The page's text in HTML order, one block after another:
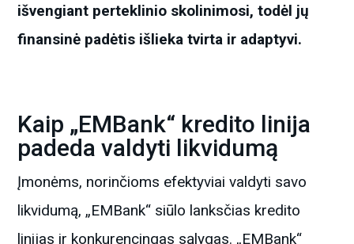
išvengiant perteklinio skolinimosi, todėl jų
finansinė padėtis išlieka tvirta ir adaptyvi.
Kaip „EMBank“ kredito linija
padeda valdyti likvidumą
Įmonėms, norinčioms efektyviai valdyti savo
likvidumą, „EMBank“ siūlo lanksčias kredito
linijas ir konkurencingas sąlygas. „EMBank“